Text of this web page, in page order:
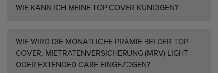
WIE KANN ICH MEINE TOP COVER KÜNDIGEN?
WIE WIRD DIE MONATLICHE PRÄMIE BEI DER TOP
COVER, MIETRATENVERSICHERUNG (MRV) LIGHT
ODER EXTENDED CARE EINGEZOGEN?